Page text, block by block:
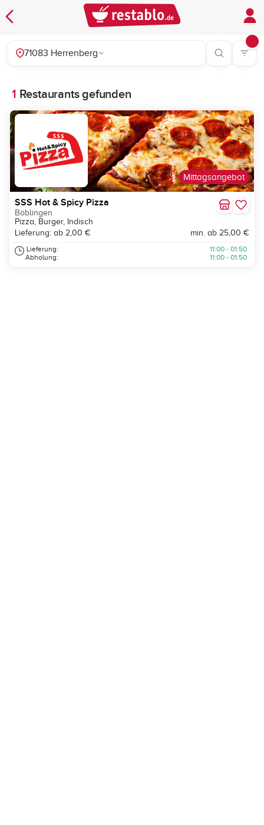
71083 Herrenberg
1 Restaurants gefunden
Mittagsangebot
SSS Hot & Spicy Pizza
Böblingen
Pizza, Burger, Indisch
Lieferung: ab 2,00 €
min. ab 25,00 €
Lieferung:
Abholung:
11:00 - 01:50
11:00 - 01:50